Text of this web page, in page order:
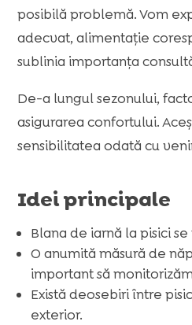
posibilă problemă. Vom
adecvat, alimentație
sublinia importanța
De-a lungul sezonului,
asigurarea confortului.
sensibilitatea odată cu
Idei principale
Blana de iarnă la pisici
O anumită măsură de
important să
Există deosebiri între
exterior.